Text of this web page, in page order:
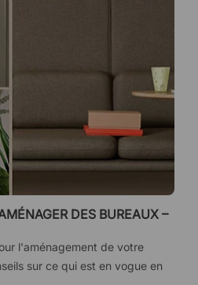
DES BUREAUX –
l'aménagement de votre
sur ce qui est en vogue en